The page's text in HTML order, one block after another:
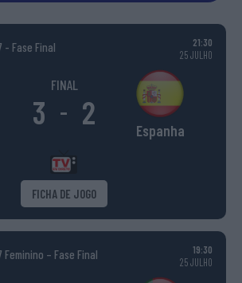
- Fase Final
21:30
25 JULHO
FINAL
3 - 2 Espanha
FICHA DE JOGO
Feminino – Fase Final
19:30
25 JULHO